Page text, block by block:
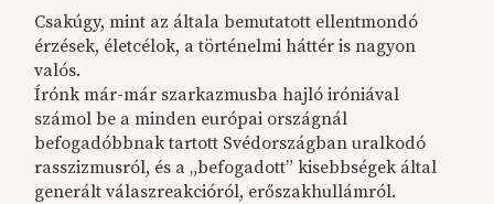
Csakúgy, mint az általa bemutatott ellentmondó
érzések, életcélok, a történelmi háttér is nagyon
valós.
Írónk már-már szarkazmusba hajló iróniával
számol be a minden európai országnál
befogadóbbnak tartott Svédországban uralkodó
rasszizmusról, és a „befogadott” kisebbségek által
generált válaszreakcióról, erőszakhullámról.